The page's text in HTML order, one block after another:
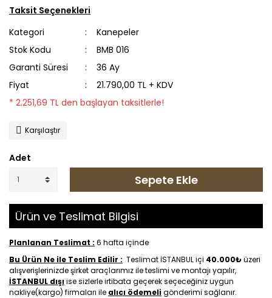
Taksit Seçenekleri
Kategori
Kanepeler
Stok Kodu
BMB 016
Garanti Süresi
36 Ay
Fiyat
21.790,00 TL + KDV
* 2.251,69 TL den başlayan taksitlerle!
Karşılaştır
Adet
Sepete Ekle
Ürün ve Teslimat Bilgisi
Planlanan Teslimat : 6 hafta içinde
Bu Ürün Ne ile Teslim Edilir : Teslimat İSTANBUL içi 40.000₺üzeri
alışverişlerinizde şirket araçlarımız ile teslimi ve montajı yapılır,
İSTANBUL dışıise sizlerle irtibata geçerek seçeceğiniz uygun
nakliye(kargo) firmaları ile alıcı ödemeligönderimi sağlanır.